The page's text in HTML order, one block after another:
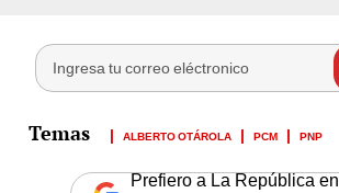
ALBERTO OTÁROLA PCM PNP
Prefiero a La República en